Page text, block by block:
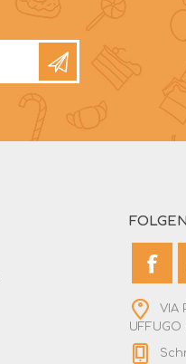
VIA
UFFUGO